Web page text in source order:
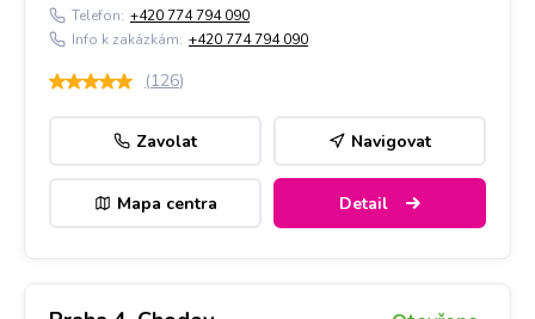
Telefon: +420 774 794 090
Info k zakázkám: +420 774 794 090
(126)
Zavolat Navigovat
Mapa centra Detail